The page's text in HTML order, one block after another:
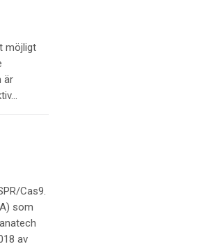
möjligt
är
Cas9.
som
av